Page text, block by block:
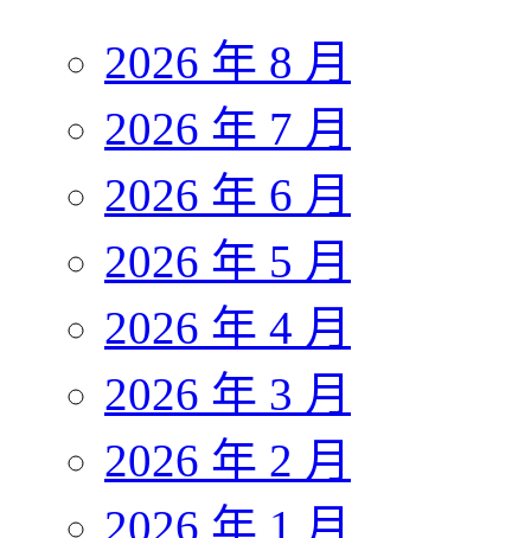
2026 年 8 月
2026 年 7 月
2026 年 6 月
2026 年 5 月
2026 年 4 月
2026 年 3 月
2026 年 2 月
2026 年 1 月